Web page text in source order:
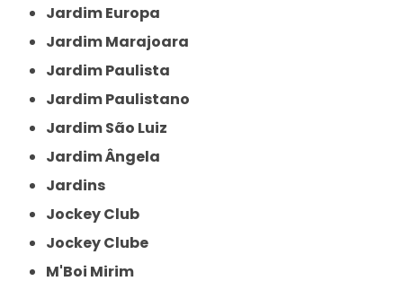
Jardim Europa
Jardim Marajoara
Jardim Paulista
Jardim Paulistano
Jardim São Luiz
Jardim Ângela
Jardins
Jockey Club
Jockey Clube
M'Boi Mirim